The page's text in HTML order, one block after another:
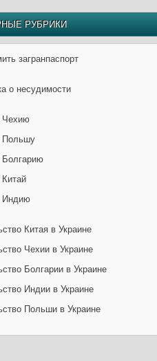
РУБРИКИ
загранпаспорт
о несудимости
Чехию
Польшу
Болгарию
Китай
Индию
Китая в Украине
Чехии в Украине
Болгарии в Украине
Индии в Украине
Польши в Украине